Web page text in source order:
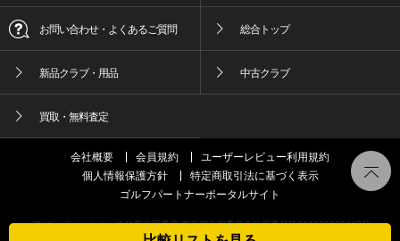
お問い合わせ・よくあるご質問 総合トップ
新品クラブ・用品 中古クラブ
買取・無料査定
会社概要 会員規約
ユーザーレビュー利用規約
個人情報保護方針
特定商取引法に基づく表示
ゴルフパートナーポータルサイト
(株)ゴルフパートナー古物商許可番号 東京都公安委員会許可番号第301089905447号